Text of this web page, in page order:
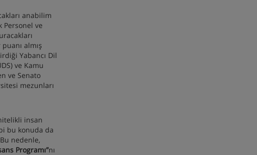
anabilim
Personel ve
almış
Yabancı Dil
ve Kamu
ve Senato
mezunları
insan
bu konuda da
nedenle,
Programı”nı